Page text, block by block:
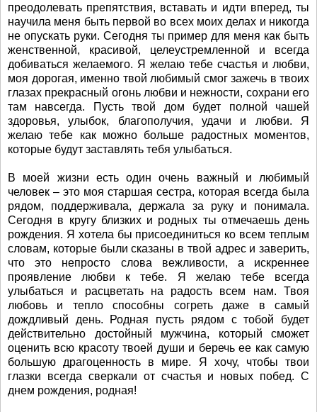
преодолевать препятствия, вставать и идти вперед, ты
научила меня быть первой во всех моих делах и никогда
не опускать руки. Сегодня ты пример для меня как быть
женственной, красивой, целеустремленной и всегда
добиваться желаемого. Я желаю тебе счастья и любви,
моя дорогая, именно твой любимый смог зажечь в твоих
глазах прекрасный огонь любви и нежности, сохрани его
там навсегда. Пусть твой дом будет полной чашей
здоровья, улыбок, благополучия, удачи и любви. Я
желаю тебе как можно больше радостных моментов,
которые будут заставлять тебя улыбаться.
В моей жизни есть один очень важный и любимый
человек – это моя старшая сестра, которая всегда была
рядом, поддерживала, держала за руку и понимала.
Сегодня в кругу близких и родных ты отмечаешь день
рождения. Я хотела бы присоединиться ко всем теплым
словам, которые были сказаны в твой адрес и заверить,
что это непросто слова вежливости, а искреннее
проявление любви к тебе. Я желаю тебе всегда
улыбаться и расцветать на радость всем нам. Твоя
любовь и тепло способны согреть даже в самый
дождливый день. Родная пусть рядом с тобой будет
действительно достойный мужчина, который сможет
оценить всю красоту твоей души и беречь ее как самую
большую драгоценность в мире. Я хочу, чтобы твои
глазки всегда сверкали от счастья и новых побед. С
днем рождения, родная!